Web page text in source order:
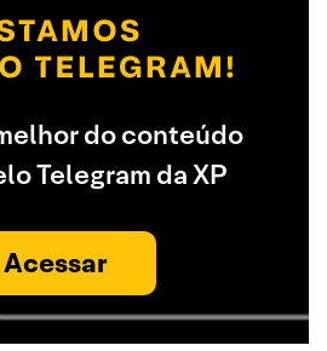
do conteúdo
Telegram da XP
Acessar